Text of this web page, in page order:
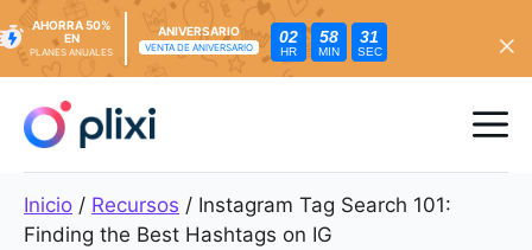
contenido
AHORRA 50%
EN
PLANES ANUALES
ANIVERSARIO
VENTA DE ANIVERSARIO
02
HR
58
MIN
30
SEC
Inicio / Recursos / Instagram Tag Search 101:
Finding the Best Hashtags on IG